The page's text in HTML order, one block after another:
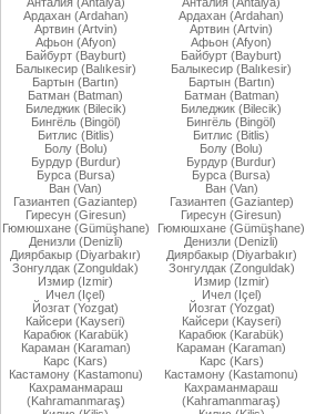
Ардахан (Ardahan)
Артвин (Artvin)
Афьон (Afyon)
Байбурт (Bayburt)
Балыкесир (Balıkesir)
Бартын (Bartın)
Батман (Batman)
Биледжик (Bilecik)
Бингёль (Bingöl)
Битлис (Bitlis)
Болу (Bolu)
Бурдур (Burdur)
Бурса (Bursa)
Ван (Van)
Газиантеп (Gaziantep)
Гиресун (Giresun)
Гюмюшхане (Gümüşhane)
Денизли (Denizli)
Диярбакыр (Diyarbakır)
Зонгулдак (Zonguldak)
Измир (Izmir)
Ичел (Içel)
Йозгат (Yozgat)
Кайсери (Kayseri)
Карабюк (Karabük)
Караман (Karaman)
Карс (Kars)
Кастамону (Kastamonu)
Кахраманмараш
(Kahramanmaraş)
Ардахан (Ardahan)
Артвин (Artvin)
Афьон (Afyon)
Байбурт (Bayburt)
Балыкесир (Balıkesir)
Бартын (Bartın)
Батман (Batman)
Биледжик (Bilecik)
Бингёль (Bingöl)
Битлис (Bitlis)
Болу (Bolu)
Бурдур (Burdur)
Бурса (Bursa)
Ван (Van)
Газиантеп (Gaziantep)
Гиресун (Giresun)
Гюмюшхане (Gümüşhane)
Денизли (Denizli)
Диярбакыр (Diyarbakır)
Зонгулдак (Zonguldak)
Измир (Izmir)
Ичел (Içel)
Йозгат (Yozgat)
Кайсери (Kayseri)
Карабюк (Karabük)
Караман (Karaman)
Карс (Kars)
Кастамону (Kastamonu)
Кахраманмараш
(Kahramanmaraş)